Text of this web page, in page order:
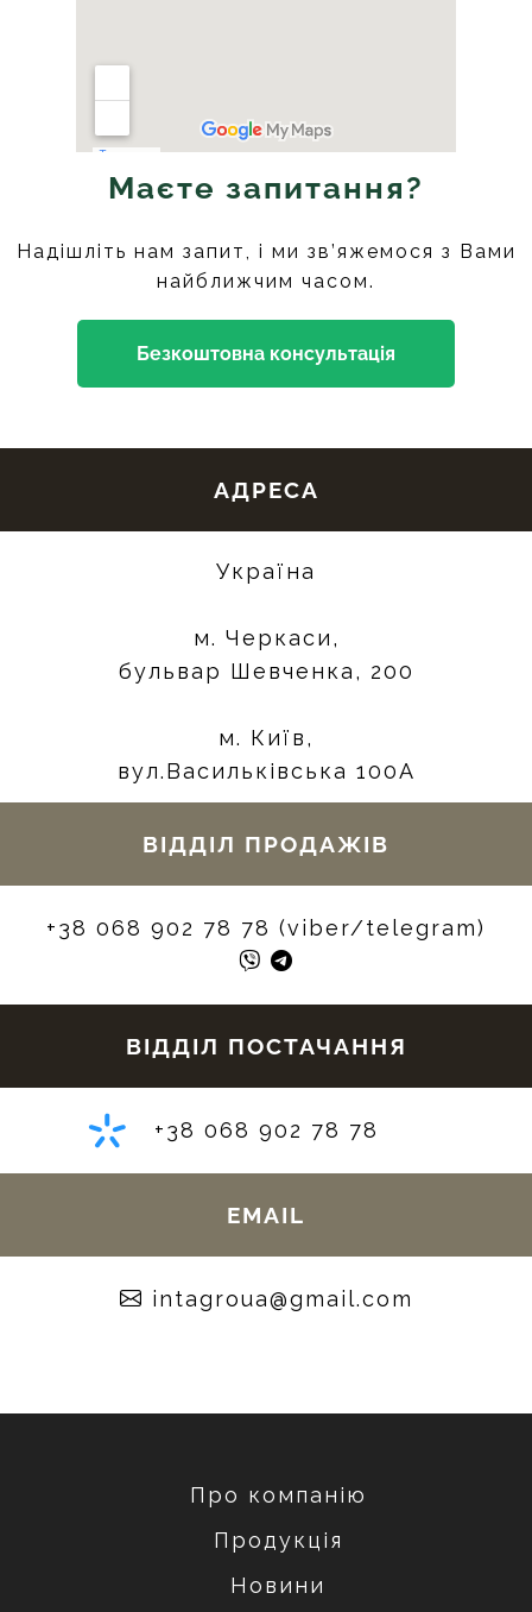
Маєте запитання?
Надішліть нам запит, і ми зв’яжемося з Вами
найближчим часом.
Безкоштовна консультація
АДРЕСА
Україна
м. Черкаси,
бульвар Шевченка, 200
м. Київ,
вул.Васильківська 100А
ВІДДІЛ ПРОДАЖІВ
+38 068 902 78 78 (viber/telegram)
ВІДДІЛ ПОСТАЧАННЯ
+38 068 902 78 78
EMAIL
moc.liamg@auorgatni
Про компанію
Продукція
Новини